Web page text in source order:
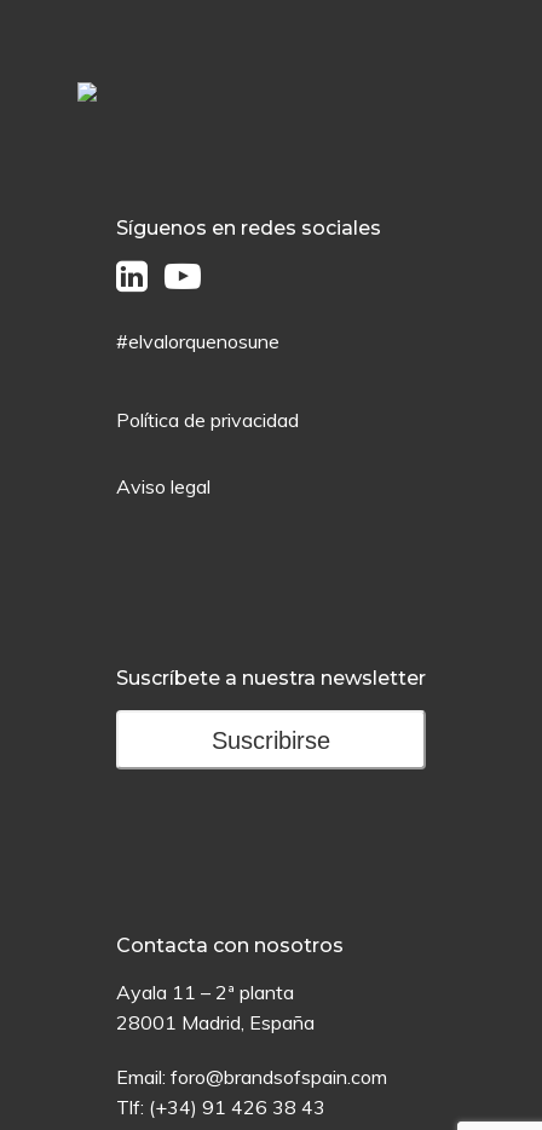
Síguenos en redes sociales
#elvalorquenosune
Política de privacidad
Aviso legal
Suscríbete a nuestra newsletter
Suscribirse
Contacta con nosotros
Ayala 11 – 2ª planta
28001 Madrid, España
Email: foro@brandsofspain.com
Tlf: (+34) 91 426 38 43